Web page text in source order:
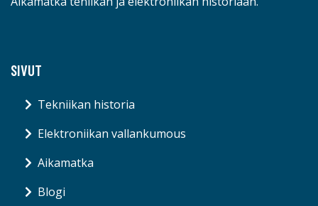
SIVUT
Tekniikan historia
Elektroniikan vallankumous
Aikamatka
Blogi